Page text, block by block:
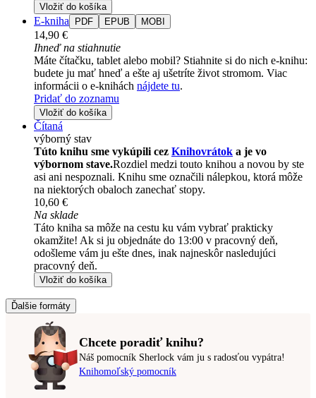
Vložiť do košíka
E-kniha PDF EPUB MOBI
14,90 €
Ihneď na stiahnutie
Máte čítačku, tablet alebo mobil? Stiahnite si do nich e-knihu:
budete ju mať hneď a ešte aj ušetríte život stromom. Viac
informácii o e-knihách nájdete tu.
Pridať do zoznamu
Vložiť do košíka
Čítaná
výborný stav
Túto knihu sme vykúpili cez Knihovrátok a je vo
výbornom stave.Rozdiel medzi touto knihou a novou by ste
asi ani nespoznali. Knihu sme označili nálepkou, ktorá môže
na niektorých obaloch zanechať stopy.
10,60 €
Na sklade
Táto kniha sa môže na cestu ku vám vybrať prakticky
okamžite! Ak si ju objednáte do 13:00 v pracovný deň,
odošleme vám ju ešte dnes, inak najneskôr nasledujúci
pracovný deň.
Vložiť do košíka
Ďalšie formáty
Chcete poradiť knihu?
Náš pomocník Sherlock vám ju s radosťou vypátra!
Knihomoľský pomocník